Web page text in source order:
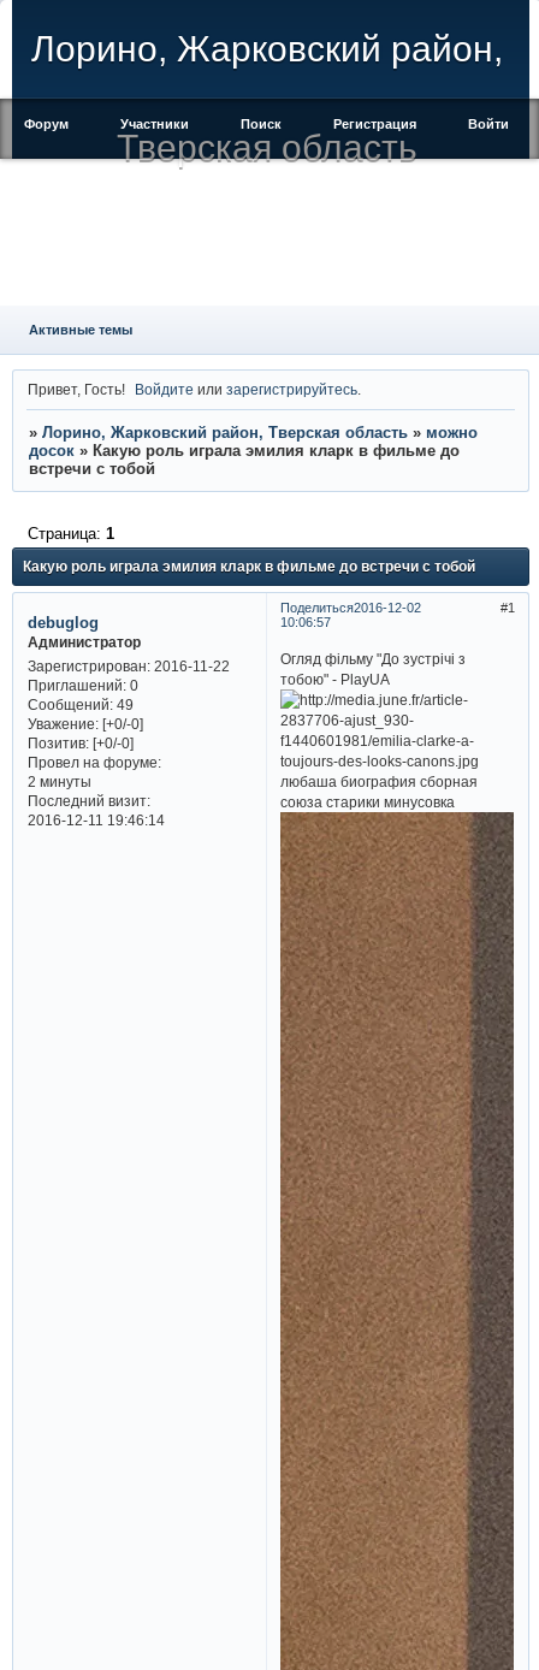
Лорино, Жарковский район,
Тверская область
Форум Участники Поиск Регистрация Войти
Активные темы
Привет, Гость! Войдите илизарегистрируйтесь
» Лорино, Жарковский район, Тверская область » можно
досок » Какую роль играла эмилия кларк в фильме до
встречи с тобой
Какую роль играла эмилия кларк в фильме до встречи с тобой
Страница: 1
Поделиться 1
2016-12-02
10:06:57
debuglog
Администратор
Зарегистрирован: 2016-11-22
Приглашений:0
Сообщений:49
Уважение: [+0/-0]
Позитив: [+0/-0]
Провел на форуме:
2 минуты
Последний визит:
2016-12-11 19:46:14
Огляд фільму "До зустрічі з
тобою" - PlayUA
любаша биография сборная
союза старики минусовка